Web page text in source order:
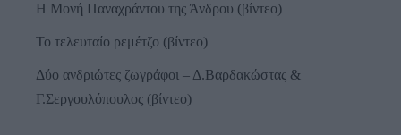
Η Μονή Παναχράντου της Άνδρου (βίντεο)
Το τελευταίο ρεμέτζο (βίντεο)
Δύο ανδριώτες ζωγράφοι – Δ.Βαρδακώστας &
Γ.Σεργουλόπουλος (βίντεο)